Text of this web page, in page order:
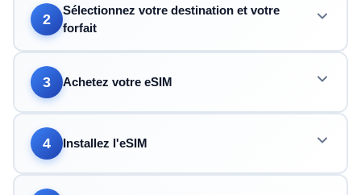
2
Sélectionnez votre destination et votre
forfait
3 Achetez votre eSIM
4 Installez l'eSIM